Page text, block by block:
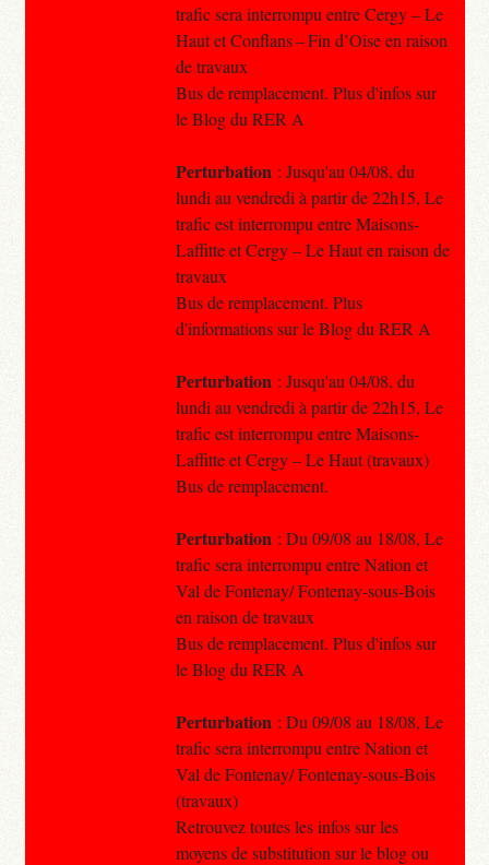
trafic sera interrompu entre Cergy – Le
Haut et Conflans – Fin d’Oise en raison
de travaux
Bus de remplacement. Plus d'infos sur
le Blog du RER A
Perturbation : Jusqu'au 04/08, du
lundi au vendredi à partir de 22h15, Le
trafic est interrompu entre Maisons-
Laffitte et Cergy – Le Haut en raison de
travaux
Bus de remplacement. Plus
d'informations sur le Blog du RER A
Perturbation : Jusqu'au 04/08, du
lundi au vendredi à partir de 22h15, Le
trafic est interrompu entre Maisons-
Laffitte et Cergy – Le Haut (travaux)
Bus de remplacement.
Perturbation : Du 09/08 au 18/08, Le
trafic sera interrompu entre Nation et
Val de Fontenay/ Fontenay-sous-Bois
en raison de travaux
Bus de remplacement. Plus d'infos sur
le Blog du RER A
Perturbation : Du 09/08 au 18/08, Le
trafic sera interrompu entre Nation et
Val de Fontenay/ Fontenay-sous-Bois
(travaux)
Retrouvez toutes les infos sur les
moyens de substitution sur le blog ou